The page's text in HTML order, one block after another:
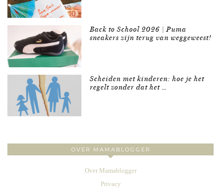
Back to School 2026 | Puma
sneakers zijn terug van weggeweest!
Scheiden met kinderen: hoe je het
regelt zonder dat het …
OVER MAMABLOGGER
Over Mamablogger
Privacy